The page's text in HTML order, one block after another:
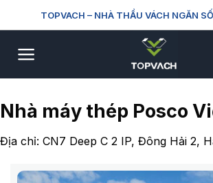
TOPVACH– NHÀ THẦU VÁCH NGĂN
Nhà máy thép Posco
Địa chỉ: CN7 Deep C 2 IP, Đông Hải 2,